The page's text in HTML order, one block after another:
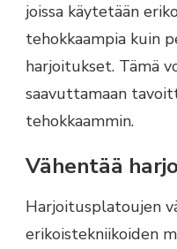
joissa käytetään
tehokkaampia kuin
harjoitukset. Tämä
saavuttamaan
tehokkaammin.
Vähentää
Harjoitusplatoujen
erikoistekniikoiden